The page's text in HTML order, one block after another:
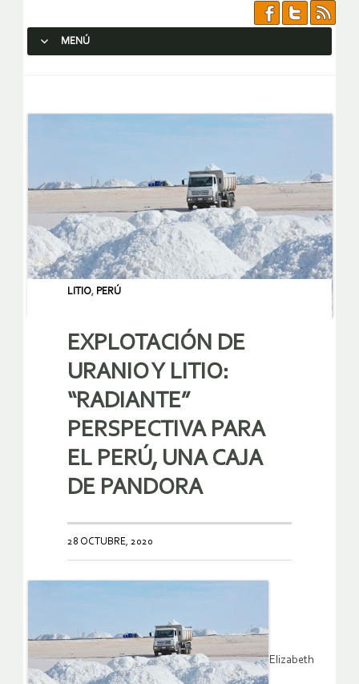
MENÚ
LITIO, PERÚ
EXPLOTACIÓN DE
URANIO Y LITIO:
“RADIANTE”
PERSPECTIVA PARA
EL PERÚ, UNA CAJA
DE PANDORA
28 OCTUBRE, 2020
Elizabeth